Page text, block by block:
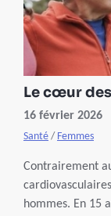
Le cœur
16 février 2026
Santé / Femmes
Contrairement
hommes. En 15